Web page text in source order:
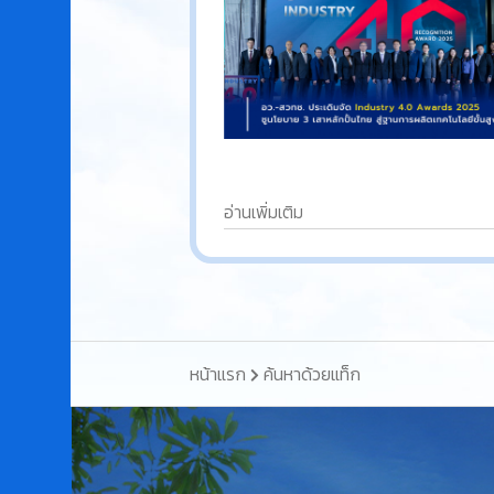
อ่านเพิ่มเติม
หน้าแรก ค้นหาด้วยแท็ก